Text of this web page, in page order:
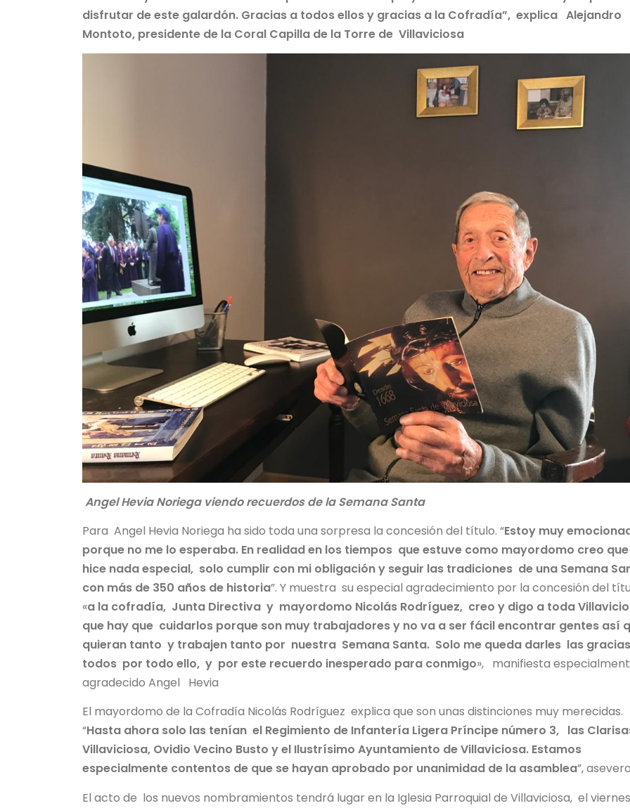
disfrutar de este galardón. Gracias a todos ellos y gracias a la Cofradía”, explica Alejandro
Montoto, presidente de la Coral Capilla de la Torre de Villaviciosa
Angel Hevia Noriega viendo recuerdos de la Semana Santa
Para Angel Hevia Noriega ha sido toda una sorpresa la concesión del título. “Estoy muy
porque no me lo esperaba. En realidad en los tiempos que estuve como mayordomo creo
hice nada especial, solo cumplir con mi obligación y seguir las tradiciones de una Semana
con más de 350 años de historia”. Y muestra su especial agradecimiento por la concesión del
«a la cofradía, Junta Directiva y mayordomo Nicolás Rodríguez, creo y digo a toda
que hay que cuidarlos porque son muy trabajadores y no va a ser fácil encontrar gentes así
quieran tanto y trabajen tanto por nuestra Semana Santa. Solo me queda darles las
todos por todo ello, y por este recuerdo inesperado para conmigo», manifiesta
agradecido Angel Hevia
El mayordomo de la Cofradía Nicolás Rodríguez explica que son unas distinciones muy merecidas.
“Hasta ahora solo las tenían el Regimiento de Infantería Ligera Príncipe número 3, las
Villaviciosa, Ovidio Vecino Busto y el Ilustrísimo Ayuntamiento de Villaviciosa. Estamos
especialmente contentos de que se hayan aprobado por unanimidad de la asamblea”,
El acto de los nuevos nombramientos tendrá lugar en la Iglesia Parroquial de Villaviciosa, el viernes